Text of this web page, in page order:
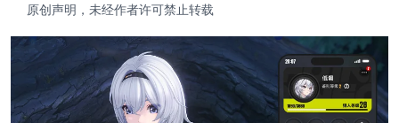
原创声明，未经作者许可禁止转载